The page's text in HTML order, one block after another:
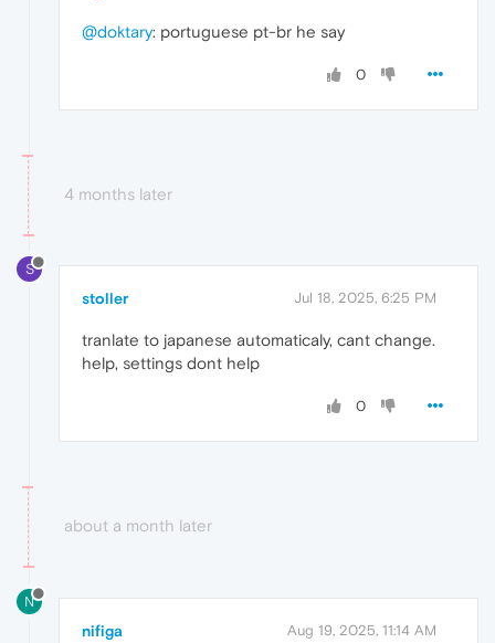
@doktary: portuguese pt-br he say
0
4 months later
S
stoller Jul 18, 2025, 6:25 PM
tranlate to japanese automaticaly, cant change.
help, settings dont help
0
about a month later
N
nifiga Aug 19, 2025, 11:14 AM